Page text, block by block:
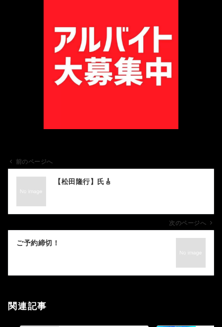
ン
前のページへ
【松田隆行】氏🎸
次のページへ
ご予約締切！
関連記事